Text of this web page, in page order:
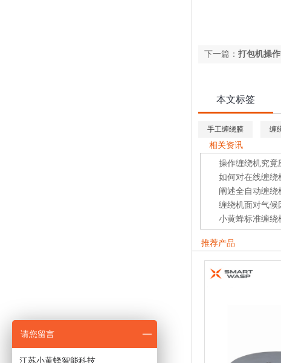
下一篇： 打包机操
本文标签
手工缠绕膜 缠
相关资讯
操作缠绕机究竟
如何对在线缠绕
阐述全自动缠绕
缠绕机面对气候
小黄蜂标准缠绕
推荐产品
请您留言
江苏小黄蜂智能科技